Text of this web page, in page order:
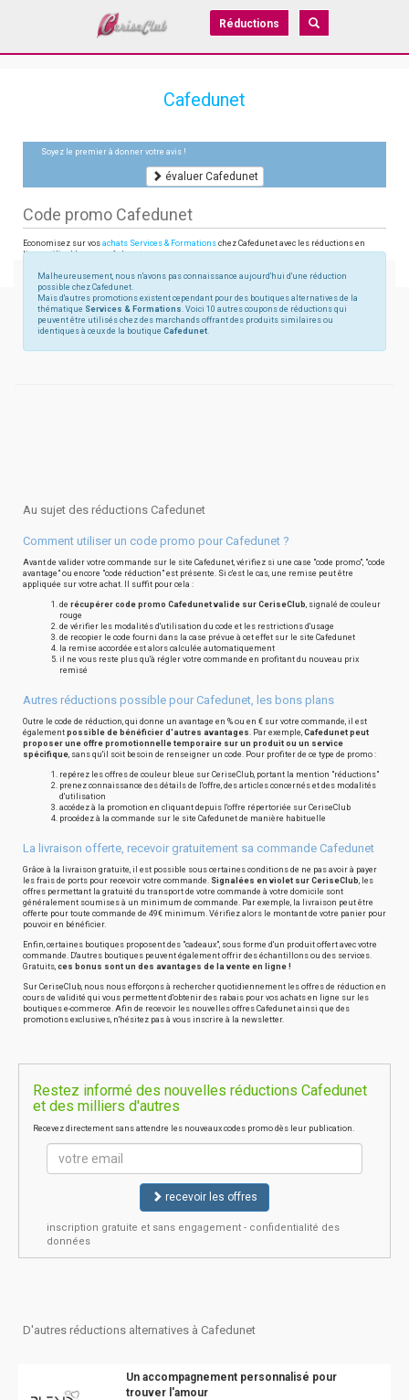
Réductions
Cafedunet
Soyez le premier à donner votre avis !
évaluer Cafedunet
Code promo Cafedunet
Economisez sur vos achats Services & Formations chez Cafedunet avec les réductions en
ligne utilisables sur cafedunet.com
Malheureusement, nous n'avons pas connaissance aujourd'hui d'une réduction
possible chez Cafedunet.
Mais d'autres promotions existent cependant pour des boutiques alternatives de la
thématique Services & Formations. Voici 10 autres coupons de réductions qui
peuvent être utilisés chez des marchands offrant des produits similaires ou
identiques à ceux de la boutique Cafedunet.
Au sujet des réductions Cafedunet
Comment utiliser un code promo pour Cafedunet ?
Avant de valider votre commande sur le site Cafedunet, vérifiez si une case "code promo", "code
avantage" ou encore "code réduction" est présente. Si c'est le cas, une remise peut être
appliquée sur votre achat. Il suffit pour cela :
de récupérer code promo Cafedunet valide sur CeriseClub, signalé de couleur
rouge
de vérifier les modalités d'utilisation du code et les restrictions d'usage
de recopier le code fourni dans la case prévue à cet effet sur le site Cafedunet
la remise accordée est alors calculée automatiquement
il ne vous reste plus qu'à régler votre commande en profitant du nouveau prix
remisé
Autres réductions possible pour Cafedunet, les bons plans
Outre le code de réduction, qui donne un avantage en % ou en € sur votre commande, il est
également possible de bénéficier d'autres avantages. Par exemple, Cafedunet peut
proposer une offre promotionnelle temporaire sur un produit ou un service
spécifique, sans qu'il soit besoin de renseigner un code. Pour profiter de ce type de promo :
repérez les offres de couleur bleue sur CeriseClub, portant la mention "réductions"
prenez connaissance des détails de l'offre, des articles concernés et des modalités
d'utilisation
accédez à la promotion en cliquant depuis l'offre répertoriée sur CeriseClub
procédez à la commande sur le site Cafedunet de manière habituelle
La livraison offerte, recevoir gratuitement sa commande Cafedunet
Grâce à la livraison gratuite, il est possible sous certaines conditions de ne pas avoir à payer
les frais de ports pour recevoir votre commande. Signalées en violet sur CeriseClub, les
offres permettant la gratuité du transport de votre commande à votre domicile sont
généralement soumises à un minimum de commande. Par exemple, la livraison peut être
offerte pour toute commande de 49€ minimum. Vérifiez alors le montant de votre panier pour
pouvoir en bénéficier.
Enfin, certaines boutiques proposent des "cadeaux", sous forme d'un produit offert avec votre
commande. D'autres boutiques peuvent également offrir des échantillons ou des services.
Gratuits, ces bonus sont un des avantages de la vente en ligne !
Sur CeriseClub, nous nous efforçons à rechercher quotidiennement les offres de réduction en
cours de validité qui vous permettent d'obtenir des rabais pour vos achats en ligne sur les
boutiques e-commerce. Afin de recevoir les nouvelles offres Cafedunet ainsi que des
promotions exclusives, n'hésitez pas à vous inscrire à la newsletter.
Restez informé des nouvelles réductions Cafedunet
et des milliers d'autres
Recevez directement sans attendre les nouveaux codes promo dès leur publication.
recevoir les offres
inscription gratuite et sans engagement - confidentialité des
données
D'autres réductions alternatives à Cafedunet
Un accompagnement personnalisé pour
trouver l'amour